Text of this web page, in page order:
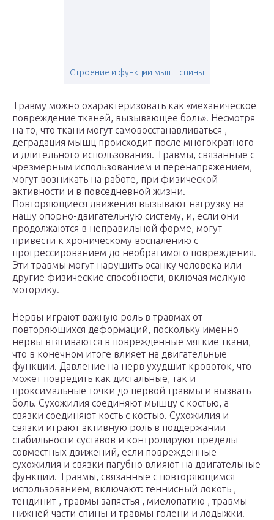
Строение и функции мышц спины
Травму можно охарактеризовать как «механическое
повреждение тканей, вызывающее боль». Несмотря
на то, что ткани могут самовосстанавливаться ,
деградация мышц происходит после многократного
и длительного использования. Травмы, связанные с
чрезмерным использованием и перенапряжением,
могут возникать на работе, при физической
активности и в повседневной жизни.
Повторяющиеся движения вызывают нагрузку на
нашу опорно-двигательную систему, и, если они
продолжаются в неправильной форме, могут
привести к хроническому воспалению с
прогрессированием до необратимого повреждения.
Эти травмы могут нарушить осанку человека или
другие физические способности, включая мелкую
моторику.
Нервы играют важную роль в травмах от
повторяющихся деформаций, поскольку именно
нервы втягиваются в поврежденные мягкие ткани,
что в конечном итоге влияет на двигательные
функции. Давление на нерв ухудшит кровоток, что
может повредить как дистальные, так и
проксимальные точки до первой травмы и вызвать
боль. Сухожилия соединяют мышцу с костью, а
связки соединяют кость с костью. Сухожилия и
связки играют активную роль в поддержании
стабильности суставов и контролируют пределы
совместных движений, если поврежденные
сухожилия и связки пагубно влияют на двигательные
функции. Травмы, связанные с повторяющимся
использованием, включают: теннисный локоть ,
тендинит , травмы запястья , миелопатию , травмы
нижней части спины и травмы голени и лодыжки.